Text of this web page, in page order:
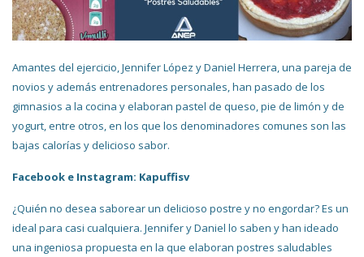
Amantes del ejercicio, Jennifer López y Daniel Herrera, una pareja de
novios y además entrenadores personales, han pasado de los
gimnasios a la cocina y elaboran pastel de queso, pie de limón y de
yogurt, entre otros, en los que los denominadores comunes son las
bajas calorías y delicioso sabor.
Facebook e Instagram: Kapuffisv
¿Quién no desea saborear un delicioso postre y no engordar? Es un
ideal para casi cualquiera. Jennifer y Daniel lo saben y han ideado
una ingeniosa propuesta en la que elaboran postres saludables